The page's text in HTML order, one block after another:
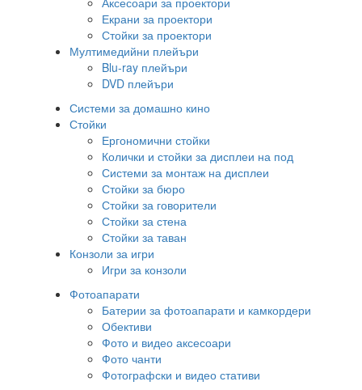
Екрани за проектори
Стойки за проектори
Мултимедийни плейъри
Blu-ray плейъри
DVD плейъри
Системи за домашно кино
Стойки
Ергономични стойки
Колички и стойки за дисплеи на под
Системи за монтаж на дисплеи
Стойки за бюро
Стойки за говорители
Стойки за стена
Стойки за таван
Конзоли за игри
Игри за конзоли
Фотоапарати
Батерии за фотоапарати и камкордери
Обективи
Фото и видео аксесоари
Фото чанти
Фотографски и видео стативи